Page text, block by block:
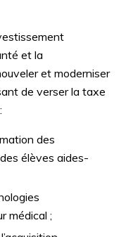
et la
et moderniser
de verser la taxe
des
élèves aides-
médical ;